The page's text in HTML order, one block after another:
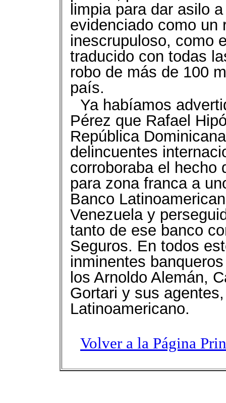
limpia para dar asilo
evidenciado como un
inescrupuloso, como
traducido con todas
robo de más de 100
país.
Ya habíamos
Pérez que Rafael
República
delincuentes
corroboraba el hecho
para zona franca a
Banco
Venezuela y
tanto de ese banco
Seguros. En todos
inminentes
los Arnoldo Alemán,
Gortari y sus
Latinoamericano.
Volver a la Página